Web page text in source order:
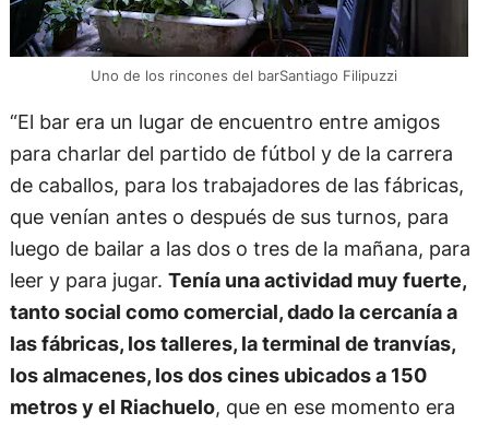
Uno de los rincones del barSantiago Filipuzzi
“El bar era un lugar de encuentro entre amigos
para charlar del partido de fútbol y de la carrera
de caballos, para los trabajadores de las fábricas,
que venían antes o después de sus turnos, para
luego de bailar a las dos o tres de la mañana, para
leer y para jugar. Tenía una actividad muy fuerte,
tanto social como comercial, dado la cercanía a
las fábricas, los talleres, la terminal de tranvías,
los almacenes, los dos cines ubicados a 150
metros y el Riachuelo, que en ese momento era